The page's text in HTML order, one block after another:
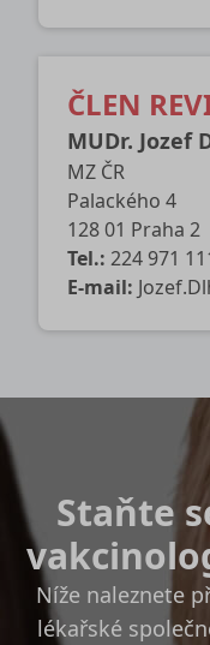
ČLEN
MUDr. Jozef
MZ ČR
Palackého 4
128 01 Praha 2
Tel.: 224 971
E-mail:
Staňte
Níže naleznete
lékařské